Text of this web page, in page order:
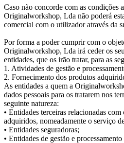
Caso não concorde com as condições
Originalworkshop, Lda não poderá
comercial com o utilizador através da
Por forma a poder cumprir com o
Originalworkshop, Lda irá ceder os
entidades, que os irão tratar, para as
1. Atividades de gestão e
2. Fornecimento dos produtos
As entidades a quem a
dados pessoais para os tratarem nos
seguinte natureza:
• Entidades terceiras relacionadas
adquiridos, nomeadamente o serviço
• Entidades seguradoras;
• Entidades de gestão e